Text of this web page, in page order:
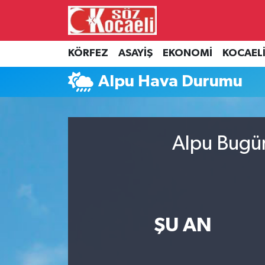
KÖRFEZ ASAYİŞ EKONOMİ KOCAELİ
Alpu Hava Durumu
Alpu
ŞU AN
Kocaeli Nöbetçi Eczaneler
Kocaeli Hava Durumu
Kocaeli Trafik Yoğunluk Haritası